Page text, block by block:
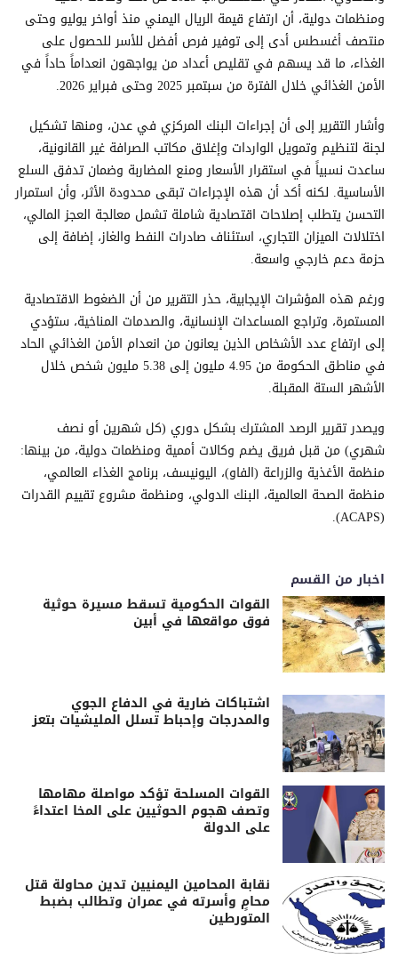
ومنظمات دولية، أن ارتفاع قيمة الريال اليمني منذ أواخر يوليو وحتى
منتصف أغسطس أدى إلى توفير فرص أفضل للأسر للحصول على
الغذاء، ما قد يسهم في تقليص أعداد من يواجهون انعداماً حاداً في
الأمن الغذائي خلال الفترة من سبتمبر 2025 وحتى فبراير 2026.
وأشار التقرير إلى أن إجراءات البنك المركزي في عدن، ومنها تشكيل
لجنة لتنظيم وتمويل الواردات وإغلاق مكاتب الصرافة غير القانونية،
ساعدت نسبياً في استقرار الأسعار ومنع المضاربة وضمان تدفق السلع
الأساسية. لكنه أكد أن هذه الإجراءات تبقى محدودة الأثر، وأن استمرار
التحسن يتطلب إصلاحات اقتصادية شاملة تشمل معالجة العجز المالي،
اختلالات الميزان التجاري، استئناف صادرات النفط والغاز، إضافة إلى
حزمة دعم خارجي واسعة.
ورغم هذه المؤشرات الإيجابية، حذر التقرير من أن الضغوط الاقتصادية
المستمرة، وتراجع المساعدات الإنسانية، والصدمات المناخية، ستؤدي
إلى ارتفاع عدد الأشخاص الذين يعانون من انعدام الأمن الغذائي الحاد
في مناطق الحكومة من 4.95 مليون إلى 5.38 مليون شخص خلال
الأشهر الستة المقبلة.
ويصدر تقرير الرصد المشترك بشكل دوري (كل شهرين أو نصف
شهري) من قبل فريق يضم وكالات أممية ومنظمات دولية، من بينها:
منظمة الأغذية والزراعة (الفاو)، اليونيسف، برنامج الغذاء العالمي،
منظمة الصحة العالمية، البنك الدولي، ومنظمة مشروع تقييم القدرات
(ACAPS).
اخبار من القسم
القوات الحكومية تسقط مسيرة حوثية
فوق مواقعها في أبين
اشتباكات ضارية في الدفاع الجوي
والمدرجات وإحباط تسلل المليشيات بتعز
القوات المسلحة تؤكد مواصلة مهامها
وتصف هجوم الحوثيين على المخا اعتداءً
على الدولة
نقابة المحامين اليمنيين تدين محاولة قتل
محامٍ وأسرته في عمران وتطالب بضبط
المتورطين